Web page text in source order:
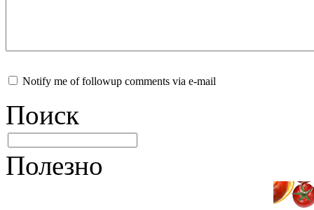
Notify me of followup comments via e-mail
Поиск
Полезно